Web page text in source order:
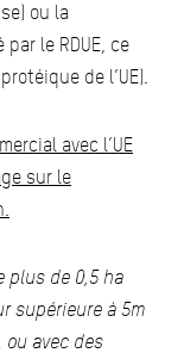
ou la
le RDUE, ce
de l’UE).
avec l’UE
sur le
plus de 0,5 ha
supérieure à 5m
avec des